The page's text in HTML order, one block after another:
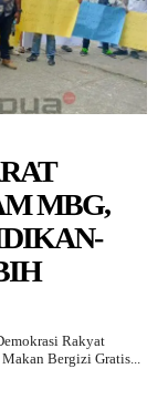
MBG,
Rakyat
Bergizi Gratis...